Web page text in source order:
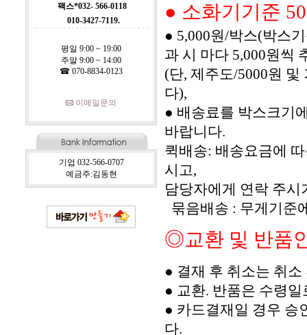
팩스*032- 566-0118
010-3427-7119.
평일 9:00 ~ 19:00
주말 9:00 ~ 14:00
☎ 070-8834-0123
이메일문의
기업 032-566-0707
예금주:김동현
● 소화기기준
● 5,000원/박스(박스
과 시 마다 5,000원씩
(단, 제주도/5000원
다),
● 배송료를 박스크기
바랍니다.
퀵배송: 배송요금에
시고,
담당자에게 연락 주시
묶음배송 : 무게기준
◎교환 및 반품
● 결재 후 취소는 취
● 교환. 반품은 수령
● 카드결재일 경우 승
다.